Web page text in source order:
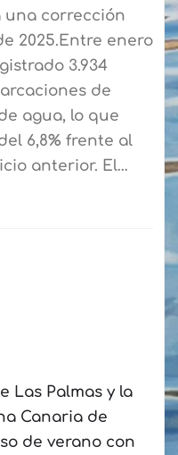
una corrección
2025.Entre enero
3.934
de
agua, lo que
6,8% frente al
anterior. El…
Las Palmas y la
Canaria de
de verano con